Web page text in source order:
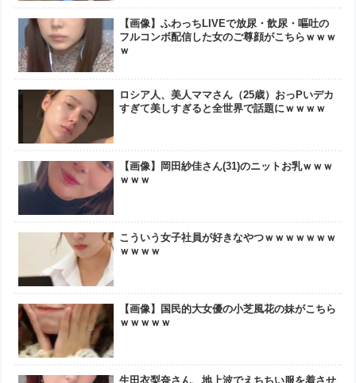
【画像】ふわっちLIVEで放尿・飲尿・嘔吐の
フルコンボ配信した女のご尊顔がこちらｗｗｗ
ｗ
ロシア人、美人ママさん（25歳）おっPいデカ
すぎて美しすぎると全世界で話題にｗｗｗｗ
【画像】岡田紗佳さん(31)のニットお乳ｗｗｗ
ｗｗｗ
こういう女子社員が好きなやつｗｗｗｗｗｗｗ
ｗｗｗｗ
【画像】国民的大女優の小芝風花の妹がこちら
ｗｗｗｗｗ
生田衣梨奈さん、地上波でえちちい服を着させ